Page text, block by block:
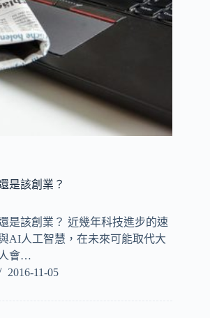
是該創業？
是該創業？ 近幾年科技進步的速
AI人工智慧，在未來可能取代大
會…
2016-11-05